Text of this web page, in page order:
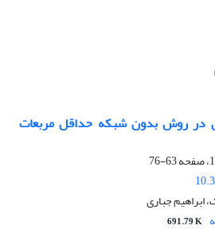
در روش بدون شبکه حداقل مربعات
63-76
جباری
691.79 K